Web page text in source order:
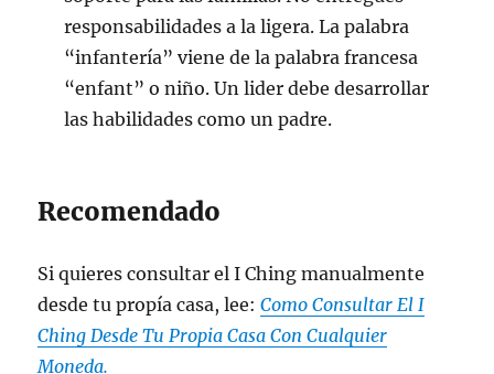
responsabilidades a la ligera. La palabra
“infantería” viene de la palabra francesa
“enfant” o niño. Un lider debe desarrollar
las habilidades como un padre.
Recomendado
Si quieres consultar el I Ching manualmente
desde tu propía casa, lee:Como Consultar El I
Ching Desde Tu Propia Casa Con Cualquier
Moneda.